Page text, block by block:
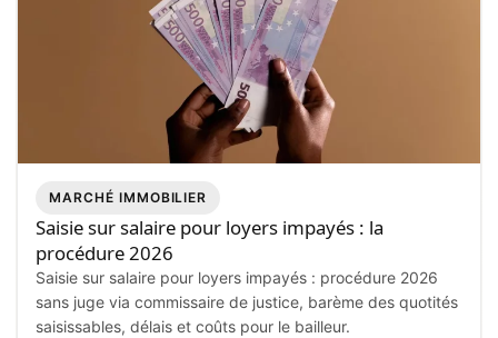
MARCHÉ IMMOBILIER
Saisie sur salaire pour loyers impayés : la
procédure 2026
Saisie sur salaire pour loyers impayés : procédure 2026
sans juge via commissaire de justice, barème des quotités
saisissables, délais et coûts pour le bailleur.